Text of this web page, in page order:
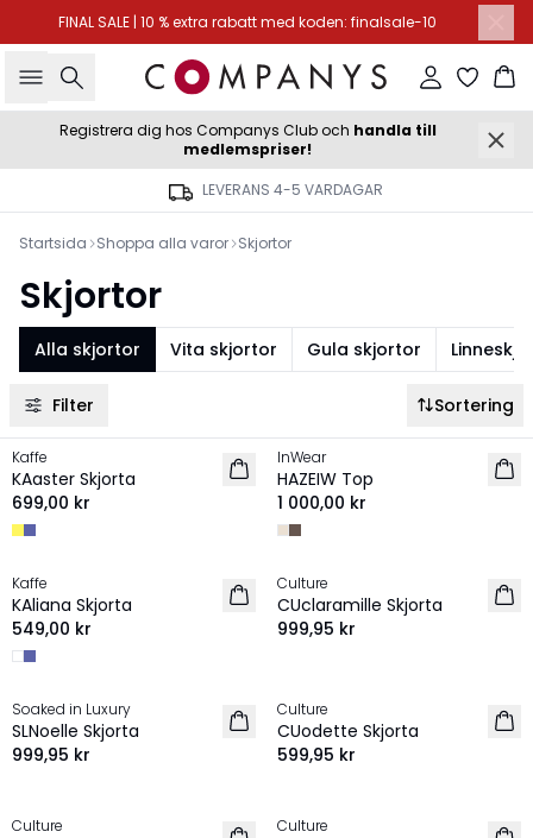
FINAL SALE | 10 % extra rabatt med koden: finalsale-10
Sök Logga in
Registrera dig hos Companys Club och handla till
medlemspriser!
LEVERANS 4-5 VARDAGAR
Startsida Shoppa alla varor Skjortor
Skjortor
Alla skjortor Vita skjortor Gula skjortor
Filter Sortering
NYHET
Kaffe
KAaster Skjorta
699,00 kr
NYHET
InWear
HAZEIW Top
1 000,00 kr
NYHET
Kaffe
KAliana Skjorta
549,00 kr
NYHET
Culture
CUclaramille Skjorta
999,95 kr
NYHET
Soaked in Luxury
SLNoelle Skjorta
999,95 kr
NYHET
Culture
CUodette Skjorta
599,95 kr
NYHET
Culture NYHET
Culture